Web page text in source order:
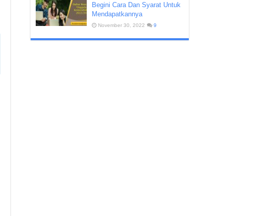
Begini Cara Dan Syarat Untuk
Mendapatkannya
November 30, 2022 9